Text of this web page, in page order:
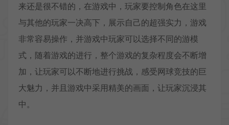
来还是很不错的，在游戏中，玩家要控制角色在这里
与其他的玩家一决高下，展示自己的超强实力，游戏
非常容易操作，并游戏中玩家可以选择不同的游模
式，随着游戏的进行，整个游戏的复杂程度会不断增
加，让玩家可以不断地进行挑战，感受网球竞技的巨
大魅力，并且游戏中采用精美的画面，让玩家沉浸其
中。